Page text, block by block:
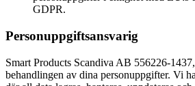
GDPR.
Personuppgiftsansvarig
Smart Products Scandiva AB 556226-
behandlingen av dina personuppgifter. Vi